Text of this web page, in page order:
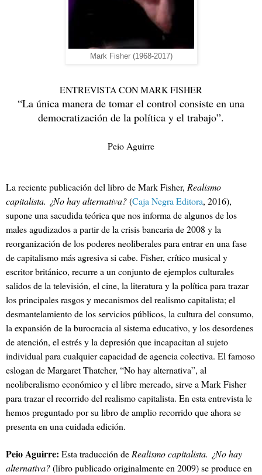
Mark Fisher (1968-2017)
ENTREVISTA CON MARK FISHER
“La única manera de tomar el control consiste en una
democratización de la política y el trabajo”.
Peio Aguirre
La reciente publicación del libro de Mark Fisher, Realismo
capitalista. ¿No hay alternativa?(Caja Negra Editora, 2016),
supone una sacudida teórica que nos informa de algunos de los
males agudizados a partir de la crisis bancaria de 2008 y la
reorganización de los poderes neoliberales para entrar en una fase
de capitalismo más agresiva si cabe. Fisher, crítico musical y
escritor británico, recurre a un conjunto de ejemplos culturales
salidos de la televisión, el cine, la literatura y la política para trazar
los principales rasgos y mecanismos del realismo capitalista; el
desmantelamiento de los servicios públicos, la cultura del consumo,
la expansión de la burocracia al sistema educativo, y los desordenes
de atención, el estrés y la depresión que incapacitan al sujeto
individual para cualquier capacidad de agencia colectiva. El famoso
eslogan de Margaret Thatcher, “No hay alternativa”, al
neoliberalismo económico y el libre mercado, sirve a Mark Fisher
para trazar el recorrido del realismo capitalista. En esta entrevista le
hemos preguntado por su libro de amplio recorrido que ahora se
presenta en una cuidada edición.
Peio Aguirre: Esta traducción deRealismo capitalista. ¿No hay
alternativa?(libro publicado originalmente en 2009) se produce en